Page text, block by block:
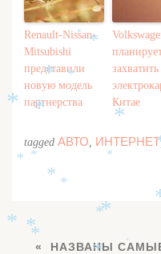
Renault-Nissan-
Mitsubishi
представили
новую модель
партнерства
Китае
tagged АВТО, ИНТЕРНЕТ
НАЗВАНЫ
*
*
*
*
*
*
*
*
*
*
*
*
*
* *
*
*
*